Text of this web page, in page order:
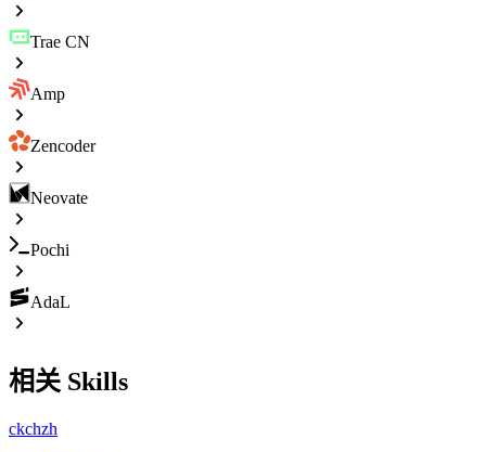
Trae CN
Amp
Zencoder
Neovate
Pochi
AdaL
相关 Skills
ckchzh